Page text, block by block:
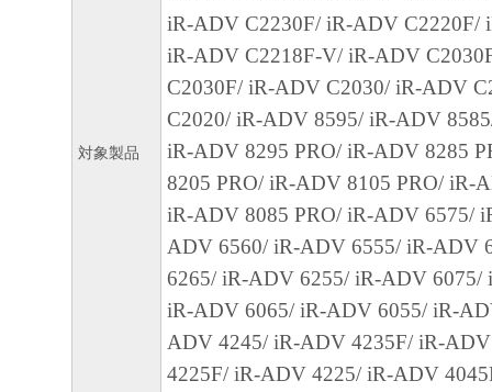
る場合、以下の規定が適用されます ： The
"commercial item," as that term is defined at
1995), consisting of "commercial computer
"commercial computer software
used in 48 C.F.R. 12.212 (Sept 1995).
12.212 and 48 C.F.R. 227.7202-1 through
1995), all U.S. Government End Users shall
SOFTWARE with only those rights set forth
manufacturer is Canon Inc./30-2,
ku, Tokyo 146-8501, Japan.
本条項中で使用される"the SOFTWARE"と
定義される「本ソフトウェア」を意味し、
対象製品
iR-ADV C2230F/ iR-ADV C2220F/
iR-ADV C2218F-V/ iR-ADV
C2030F/ iR-ADV C2030/ iR-ADV
C2020/ iR-ADV 8595/ iR-ADV
iR-ADV 8295 PRO/ iR-ADV 8285
8205 PRO/ iR-ADV 8105 PRO/ iR-
iR-ADV 8085 PRO/ iR-ADV 6575/
ADV 6560/ iR-ADV 6555/ iR-ADV
6265/ iR-ADV 6255/ iR-ADV 6075/
iR-ADV 6065/ iR-ADV 6055/ iR-
ADV 4245/ iR-ADV 4235F/ iR-
4225F/ iR-ADV 4225/ iR-ADV